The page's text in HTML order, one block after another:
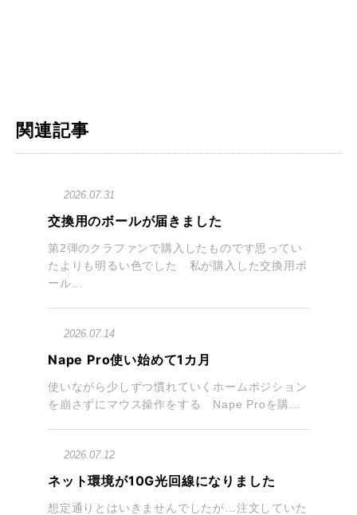
関連記事
2026.07.31
交換用のボールが届きました
第2弾のクラファンで購入したものです思ってい
たよりも明るい色でした 私が購入した交換用ボ
ール...
2026.07.14
Nape Pro使い始めて1カ月
使いながら少しずつ慣れていくホームポジション
を崩さずにマウス操作をする Nape Proを購...
2026.07.12
ネット環境が10G光回線になりました
想定通りとはいきませんでしたが…注文していた